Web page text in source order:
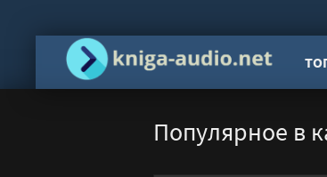
Популярное в